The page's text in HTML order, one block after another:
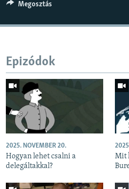
Megosztás
Epizódok
2025. NOVEMBER 20.
Hogyan lehet csalni a
delegáltakkal?
Mit